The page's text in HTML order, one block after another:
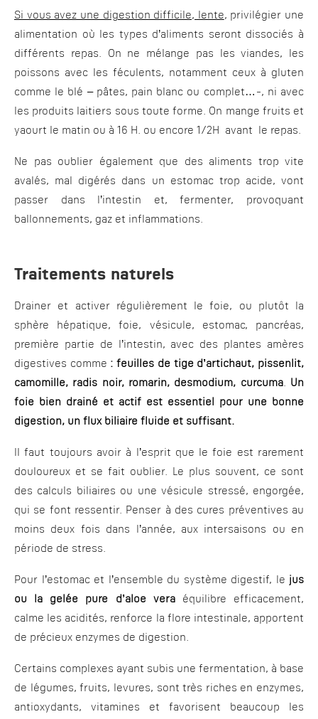
Si vous avez une digestion difficile, lente, privilégier une
alimentation où les types d’aliments seront dissociés à
différents repas. On ne mélange pas les viandes, les
poissons avec les féculents, notamment ceux à gluten
comme le blé – pâtes, pain blanc ou complet…-, ni avec
les produits laitiers sous toute forme. On mange fruits et
yaourt le matin ou à 16 H. ou encore 1/2H avant le repas.
Ne pas oublier également que des aliments trop vite
avalés, mal digérés dans un estomac trop acide, vont
passer dans l’intestin et, fermenter, provoquant
ballonnements, gaz et inflammations.
Traitements naturels
Drainer et activer régulièrement le foie, ou plutôt la
sphère hépatique, foie, vésicule, estomac, pancréas,
première partie de l’intestin, avec des plantes amères
digestives comme : feuilles de tige d’artichaut, pissenlit,
camomille, radis noir, romarin, desmodium, curcuma. Un
foie bien drainé et actif est essentiel pour une bonne
digestion, un flux biliaire fluide et suffisant.
Il faut toujours avoir à l’esprit que le foie est rarement
douloureux et se fait oublier. Le plus souvent, ce sont
des calculs biliaires ou une vésicule stressé, engorgée,
qui se font ressentir. Penser à des cures préventives au
moins deux fois dans l’année, aux intersaisons ou en
période de stress.
Pour l’estomac et l’ensemble du système digestif, le jus
ou la gelée pure d’aloe veraéquilibre efficacement,
calme les acidités, renforce la flore intestinale, apportent
de précieux enzymes de digestion.
Certains complexes ayant subis une fermentation, à base
de légumes, fruits, levures, sont très riches en enzymes,
antioxydants, vitamines et favorisent beaucoup les